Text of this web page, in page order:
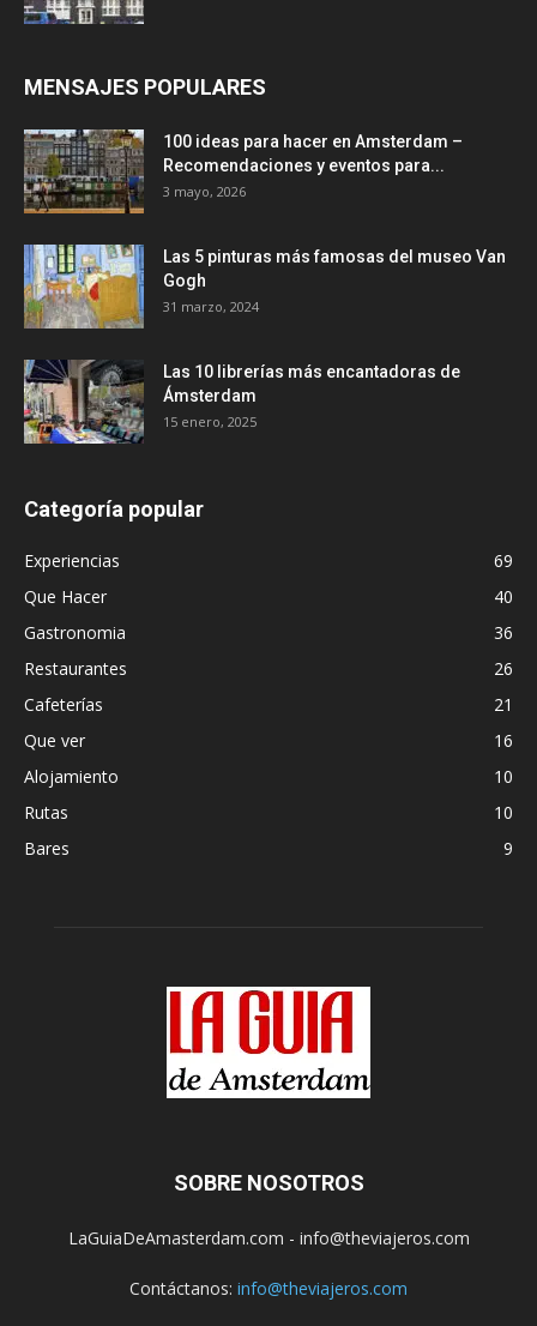
MENSAJES POPULARES
100 ideas para hacer en Amsterdam –
Recomendaciones y eventos para...
3 mayo, 2026
Las 5 pinturas más famosas del museo Van
Gogh
31 marzo, 2024
Las 10 librerías más encantadoras de
Ámsterdam
15 enero, 2025
Categoría popular
Experiencias
69
Que Hacer
40
Gastronomia
36
Restaurantes
26
Cafeterías
21
Que ver
16
Alojamiento
10
Rutas
10
Bares
9
SOBRE NOSOTROS
LaGuiaDeAmasterdam.com - info@theviajeros.com
Contáctanos: info@theviajeros.com